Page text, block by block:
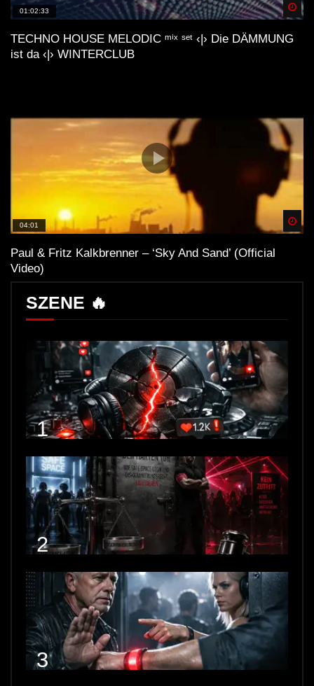
01:02:33
TECHNO HOUSE MELODIC ᵐⁱˣ ˢᵉᵗ ‹|› Die DÄMMUNG
ist da ‹|› WINTERCLUB
04:01
Paul & Fritz Kalkbrenner – ‘Sky And Sand’ (Official
Video)
SZENE 🔥
1
2
3